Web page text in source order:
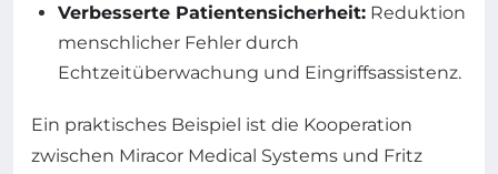
Verbesserte Patientensicherheit: Reduktion
menschlicher Fehler durch
Echtzeitüberwachung und Eingriffsassistenz.
Ein praktisches Beispiel ist die Kooperation
zwischen Miracor Medical Systems und Fritz